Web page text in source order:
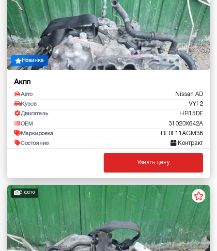
Новинка
Акпп
Авто Nissan AD
Кузов VY12
Двигатель HR15DE
OEM 31020X642A
Маркировка RE0F11AGM38
Состояние Контракт
Узнать цену
5 фото